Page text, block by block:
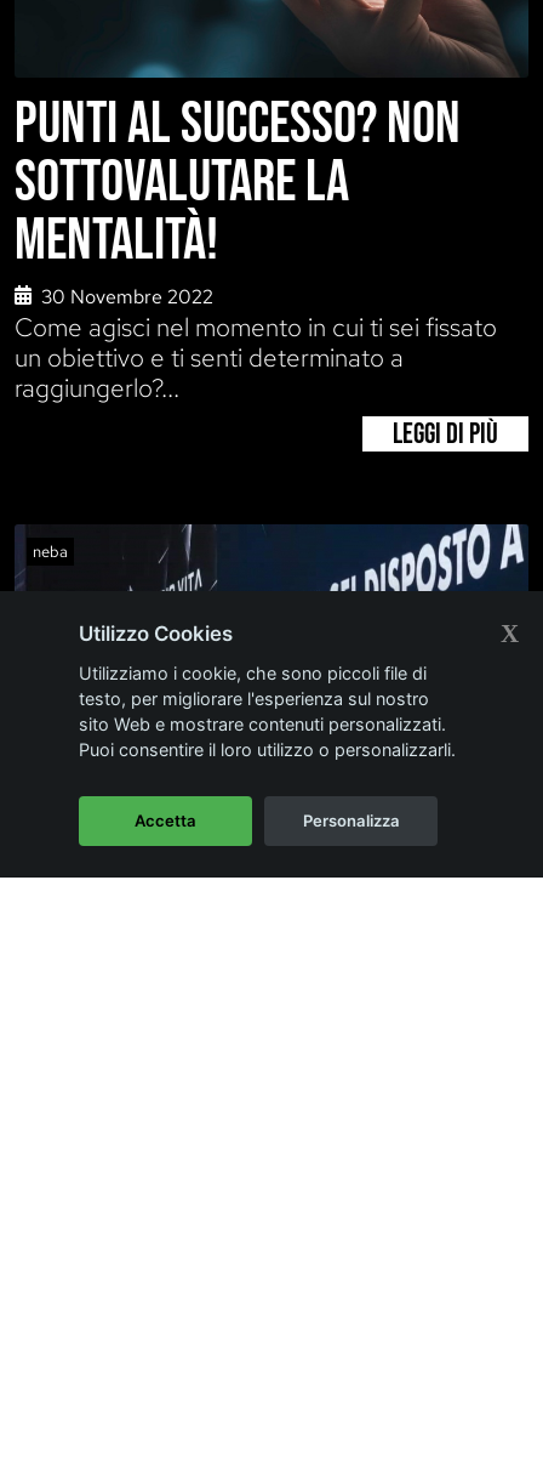
PUNTI AL SUCCESSO? NON
SOTTOVALUTARE LA
MENTALITÀ!
30 Novembre 2022
Come agisci nel momento in cui ti sei fissato
un obiettivo e ti senti determinato a
raggiungerlo?...
LEGGI DI PIÙ
neba
Utilizzo Cookies
Utilizziamo i cookie, che sono piccoli file di
testo, per migliorare l'esperienza sul nostro
sito Web e mostrare contenuti personalizzati.
Puoi consentire il loro utilizzo o personalizzarli.
Accetta
X
Personalizza